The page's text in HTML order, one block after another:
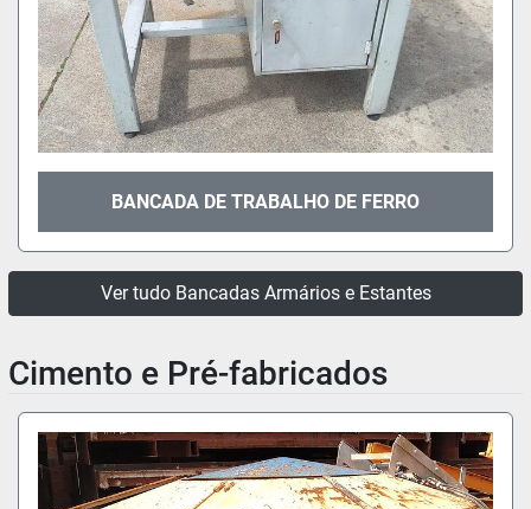
BANCADA DE TRABALHO DE FERRO
Ver tudo Bancadas Armários e Estantes
Cimento e Pré-fabricados